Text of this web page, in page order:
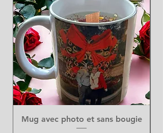
Mug avec photo et sans bougie